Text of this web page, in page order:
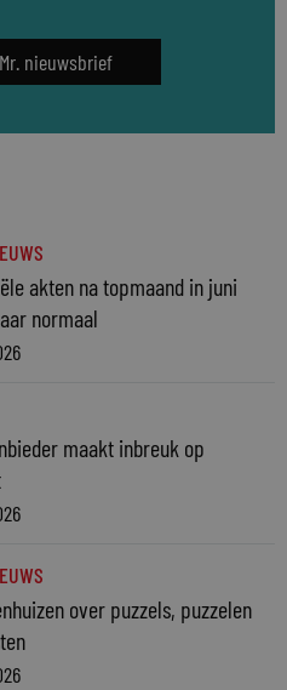
nieuwsbrief
akten na topmaand in juni
normaal
maakt inbreuk op
over puzzels, puzzelen